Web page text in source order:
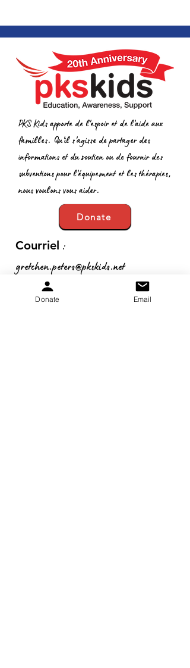
PKS Kids apporte de l'espoir et de l'aide aux
familles. Qu'il s'agisse de partager des
informations et du soutien ou de fournir des
subventions pour l'équipement et les thérapies,
nous voulons vous aider.
Donate
Courriel :
gretchen.peters@pkskids.net
Téléphone
° d'identification fiscale:
Donate Email